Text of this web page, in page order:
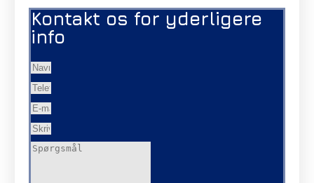
Kontakt os for yderligere
info